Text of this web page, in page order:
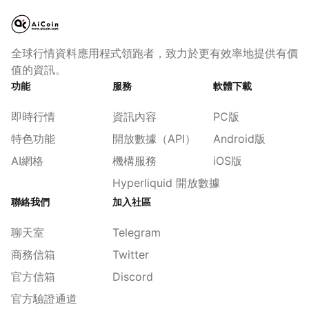
全球行情資料應用程式領跑者，致力於更有效率地提供有價
值的資訊。
功能
即時行情
特色功能
AI網格
服務
資訊內容
開放數據（API）
機構服務
Hyperliquid 開放數據
軟體下載
PC版
Android版
iOS版
聯絡我們
聊天室
商務信箱
官方信箱
官方驗證通道
加入社區
Telegram
Twitter
Discord